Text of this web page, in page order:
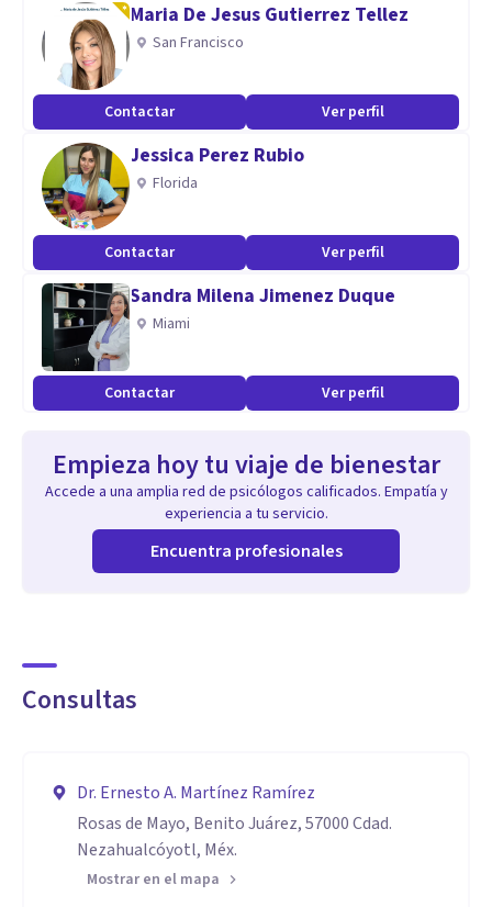
• Atención especializada en niños, adolescentes y adultos.
• Psicoterapia basada en evidencia científica y Terapia
Basada en Procesos (PBT).
• Enfoque integrador: Terapia Cognitivo Conductual, ACT,
DBT, BA, MBCT, CFT y Mindfulness
• Intervención en ansiedad, depresión, estrés, conducta
suida, adicciones, entre otros.
• Procesos terapéuticos personalizados, humanos y
orientados a cambios reales.
Aptitudes
• Formación especializada en Terapia Cognitivo Conductual
(TCC) y terapias contextuales.
Cognitivo-Conductuales (INCOSAME).
• Miembro fundador del Instituto Mexicano de Terapias
Basadas en Evidencia.
• Miembro de la Association for Contextual Behavioral
• Experiencia en intervención clínica con población infantil,
adolescente y adulta.
Maria De Jesus Gutierrez Tellez
San Francisco
Contactar Ver perfil
Jessica Perez Rubio
Florida
Contactar Ver perfil
Sandra Milena Jimenez Duque
Miami
Contactar Ver perfil
Empieza hoy tu viaje de bienestar
Accede a una amplia red de psicólogos calificados. Empatía y
experiencia a tu servicio.
Encuentra profesionales
Consultas
Dr. Ernesto A. Martínez Ramírez
Rosas de Mayo, Benito Juárez, 57000 Cdad.
Nezahualcóyotl, Méx.
Mostrar en el mapa